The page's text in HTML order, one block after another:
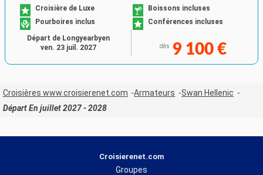
Croisière de Luxe
Boissons incluses
Pourboires inclus
Conférences incluses
dès 9 100 €
Départ de Longyearbyen
ven. 23 juil. 2027
Croisières www.croisierenet.com Armateurs
Swan Hellenic
Départ En juillet 2027 - 2028
Croisierenet.com
Groupes